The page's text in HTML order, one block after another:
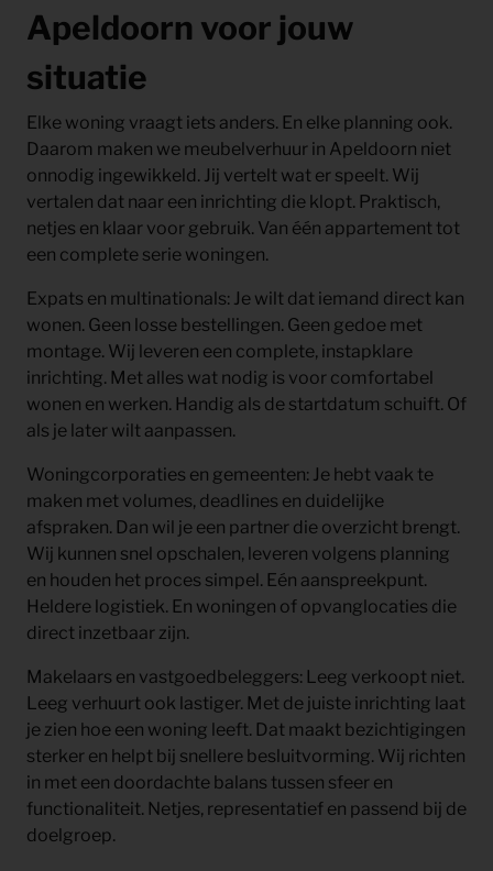
Apeldoorn voor jouw
situatie
Elke woning vraagt iets anders. En elke planning ook.
Daarom maken we meubelverhuur in Apeldoorn niet
onnodig ingewikkeld. Jij vertelt wat er speelt. Wij
vertalen dat naar een inrichting die klopt. Praktisch,
netjes en klaar voor gebruik. Van één appartement tot
een complete serie woningen.
Expats en multinationals: Je wilt dat iemand direct kan
wonen. Geen losse bestellingen. Geen gedoe met
montage. Wij leveren een complete, instapklare
inrichting. Met alles wat nodig is voor comfortabel
wonen en werken. Handig als de startdatum schuift. Of
als je later wilt aanpassen.
Woningcorporaties en gemeenten: Je hebt vaak te
maken met volumes, deadlines en duidelijke
afspraken. Dan wil je een partner die overzicht brengt.
Wij kunnen snel opschalen, leveren volgens planning
en houden het proces simpel. Eén aanspreekpunt.
Heldere logistiek. En woningen of opvanglocaties die
direct inzetbaar zijn.
Makelaars en vastgoedbeleggers: Leeg verkoopt niet.
Leeg verhuurt ook lastiger. Met de juiste inrichting laat
je zien hoe een woning leeft. Dat maakt bezichtigingen
sterker en helpt bij snellere besluitvorming. Wij richten
in met een doordachte balans tussen sfeer en
functionaliteit. Netjes, representatief en passend bij de
doelgroep.